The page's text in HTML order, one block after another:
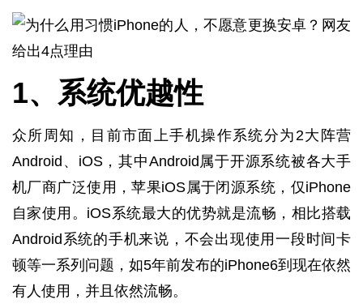
1、系统优越性
众所周知，目前市面上手机操作系统分为2大阵营
Android、iOS，其中Android属于开源系统被各大手
机厂商广泛使用，苹果iOS属于闭源系统，仅iPhone
自家使用。iOS系统最大的优势就是流畅，相比搭载
Android系统的手机来说，不会出现使用一段时间卡
顿等一系列问题，如5年前发布的iPhone6到现在依然
有人使用，并且依然流畅。